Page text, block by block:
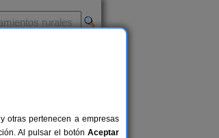
otras pertenecen a empresas
Al pulsar el botón Aceptar